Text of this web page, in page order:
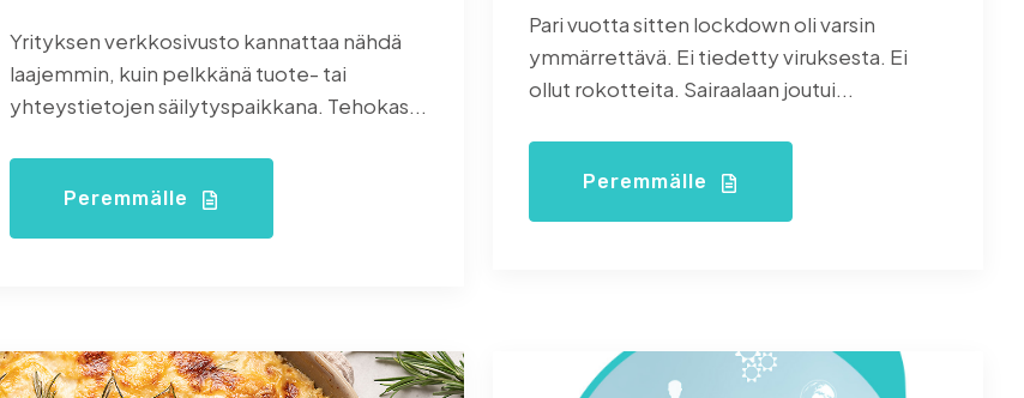
Yrityksen verkkosivusto kannattaa nähdä
laajemmin, kuin pelkkänä tuote- tai
yhteystietojen säilytyspaikkana. Tehokas...
Peremmälle
Pari vuotta sitten lockdown oli varsin
ymmärrettävä. Ei tiedetty viruksesta. Ei
ollut rokotteita. Sairaalaan joutui...
Peremmälle